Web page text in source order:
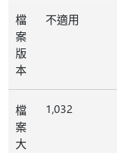
檔
案
版
本
不適用
檔
案
大
1,032